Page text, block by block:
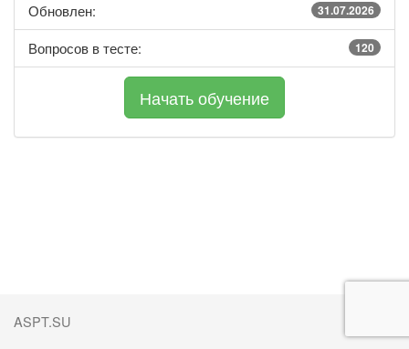
Обновлен: 31.07.2026
Вопросов в тесте: 120
ASPT.SU